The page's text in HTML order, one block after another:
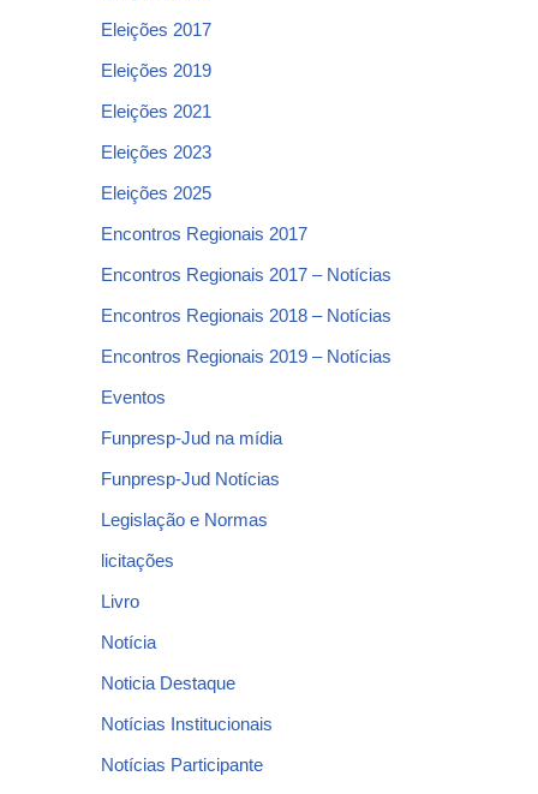
Eleições 2017
Eleições 2019
Eleições 2021
Eleições 2023
Eleições 2025
Encontros Regionais 2017
Encontros Regionais 2017 – Notícias
Encontros Regionais 2018 – Notícias
Encontros Regionais 2019 – Notícias
Eventos
Funpresp-Jud na mídia
Funpresp-Jud Notícias
Legislação e Normas
licitações
Livro
Notícia
Noticia Destaque
Notícias Institucionais
Notícias Participante